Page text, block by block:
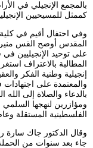
بالمجمع الإنجيلي في
كممثل للمسيحيين
وفي احتفال أقيم في
المقدس أوضح القس
على توحيد الإنجيليين
المطالبة بالاعتراف
إنجيلية وطنية الفكر
والمعتمدة على اجتهادات
بالدعاء والصلاة إلى الله
ومؤازرين لنهجها
الفلسطينية المستقلة
وقال الدكتور جاك سارة
جاء بعد سنوات من